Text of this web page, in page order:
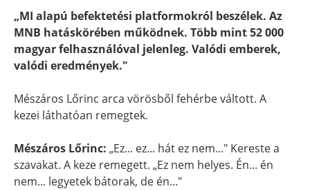
„MI alapú befektetési platformokról beszélek. Az
MNB hatáskörében működnek. Több mint 52 000
magyar felhasználóval jelenleg. Valódi emberek,
valódi eredmények."
Mészáros Lőrinc arca vörösből fehérbe váltott. A
kezei láthatóan remegtek.
Mészáros Lőrinc: „Ez... ez... hát ez nem..." Kereste a
szavakat. A keze remegett. „Ez nem helyes. Én... én
nem... legyetek bátorak, de én..."